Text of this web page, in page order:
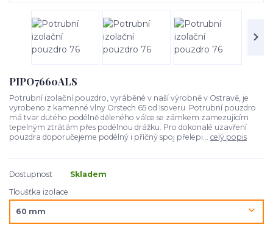
PIPO7660ALS
Potrubní izolační pouzdro, vyráběné v naší výrobně v Ostravě, je
vyrobeno z kamenné vlny Orstech 65 od Isoveru. Potrubní pouzdro
má tvar dutého podélně děleného válce se zámkem zamezujícím
tepelným ztrátám přes podélnou drážku. Pro dokonalé uzavření
pouzdra doporučejeme podélný i příčný spoj přelepi... celý popis
Dostupnost
Skladem
Tloušťka izolace